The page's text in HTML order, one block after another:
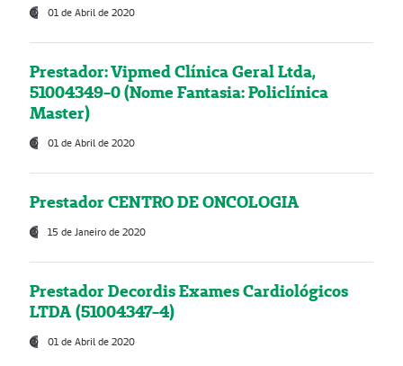
01 de Abril de 2020
Prestador: Vipmed Clínica Geral Ltda,
51004349-0 (Nome Fantasia: Policlínica
Master)
01 de Abril de 2020
Prestador CENTRO DE ONCOLOGIA
15 de Janeiro de 2020
Prestador Decordis Exames Cardiológicos
LTDA (51004347-4)
01 de Abril de 2020